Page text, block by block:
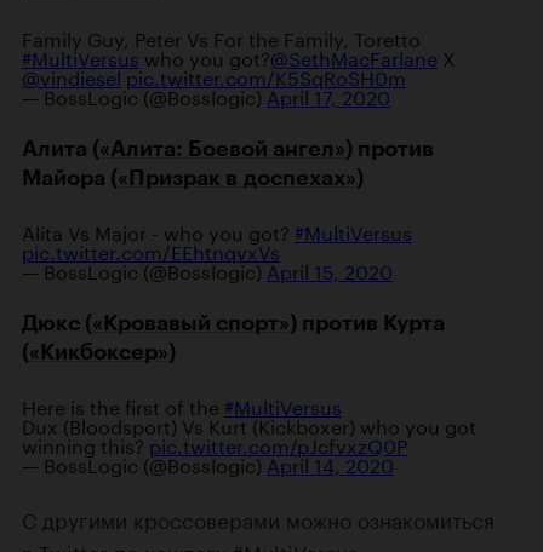
Family Guy, Peter Vs For the Family, Toretto
#MultiVersus who you got?@SethMacFarlane X
@vindieselpic.twitter.com/K5SqRoSH0m
— BossLogic (@Bosslogic)April 17, 2020
Алита («Алита: Боевой ангел») против
Майора («Призрак в доспехах»)
Alita Vs Major - who you got? #MultiVersus
pic.twitter.com/EEhtnqvxVs
— BossLogic (@Bosslogic)April 15, 2020
Дюкс («Кровавый спорт») против Курта
(«Кикбоксер»)
Here is the first of the #MultiVersus
Dux (Bloodsport) Vs Kurt (Kickboxer) who you got
winning this?pic.twitter.com/pJcfvxzQ0P
— BossLogic (@Bosslogic)April 14, 2020
С другими кроссоверами можно ознакомиться